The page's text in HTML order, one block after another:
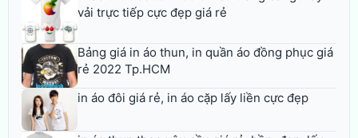
vải trực tiếp cực đẹp giá rẻ
Bảng giá in áo thun, in quần áo đồng phục giá
rẻ 2022 Tp.HCM
in áo đôi giá rẻ, in áo cặp lấy liền cực đẹp